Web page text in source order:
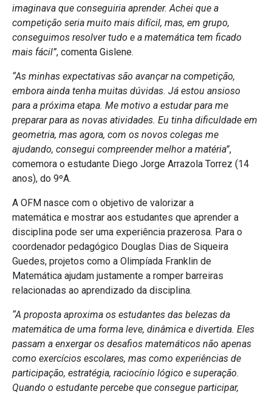
imaginava que conseguiria aprender. Achei que a
competição seria muito mais difícil, mas, em grupo,
conseguimos resolver tudo e a matemática tem ficado
mais fácil”, comenta Gislene.
“As minhas expectativas são avançar na competição,
embora ainda tenha muitas dúvidas. Já estou ansioso
para a próxima etapa. Me motivo a estudar para me
preparar para as novas atividades. Eu tinha dificuldade em
geometria, mas agora, com os novos colegas me
ajudando, consegui compreender melhor a matéria”,
comemora o estudante Diego Jorge Arrazola Torrez (14
anos), do 9ºA.
A OFM nasce com o objetivo de valorizar a
matemática e mostrar aos estudantes que aprender a
disciplina pode ser uma experiência prazerosa. Para o
coordenador pedagógico Douglas Dias de Siqueira
Guedes, projetos como a Olimpíada Franklin de
Matemática ajudam justamente a romper barreiras
relacionadas ao aprendizado da disciplina.
“A proposta aproxima os estudantes das belezas da
matemática de uma forma leve, dinâmica e divertida. Eles
passam a enxergar os desafios matemáticos não apenas
como exercícios escolares, mas como experiências de
participação, estratégia, raciocínio lógico e superação.
Quando o estudante percebe que consegue participar,